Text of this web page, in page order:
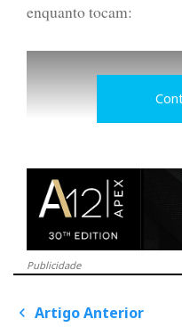
enquanto tocam:
Gadgets que fazem as
Publicidade
P
Artigo Anterior